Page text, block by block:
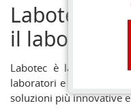
Labotec -
il
Labotec è la
laboratori e all’analisi,
soluzioni più innovative